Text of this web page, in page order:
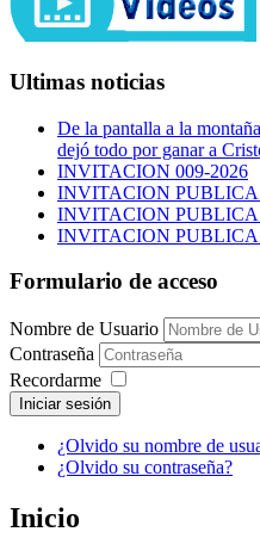
Ultimas noticias
De la pantalla a la
dejó todo por ganar a
INVITACION 009-2026
INVITACION PUBLICA
INVITACION PUBLICA
INVITACION PUBLICA
Formulario de acceso
Nombre de Usuario
Contraseña
Recordarme
Iniciar sesión
¿Olvido su nombre de
¿Olvido su contraseña?
Inicio